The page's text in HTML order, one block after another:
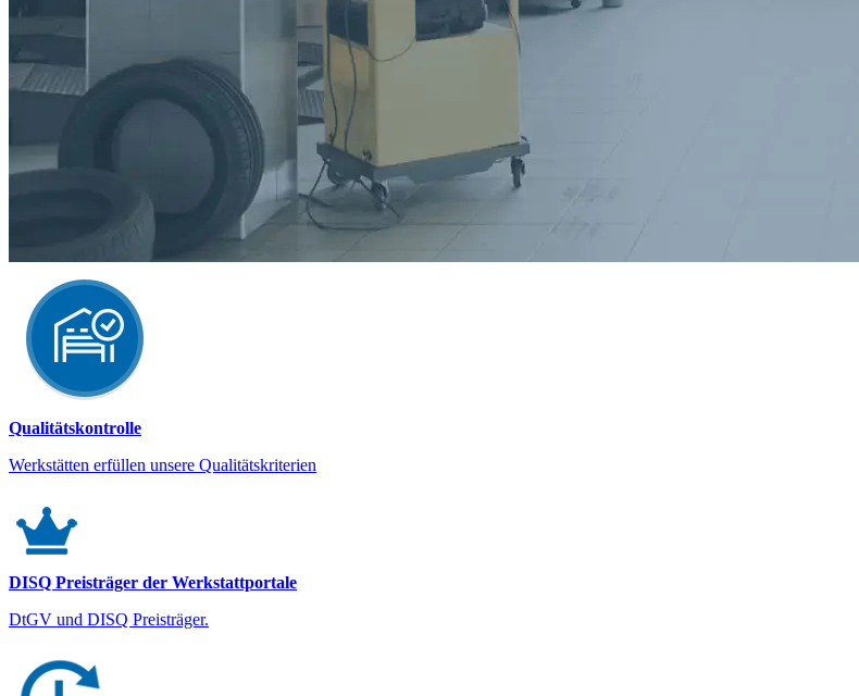
Qualitätskontrolle
Werkstätten erfüllen unsere Qualitätskriterien
DISQ Preisträger der Werkstattportale
DtGV und DISQ Preisträger.